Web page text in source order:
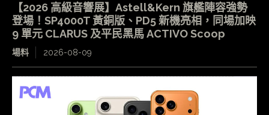
【2026 高級音響展】Astell&Kern 旗艦陣容強勢
登場！SP4000T 黃銅版、PD5 新機亮相，同場加映
9 單元 CLARUS 及平民黑馬 ACTIVO Scoop
場料 2026-08-09